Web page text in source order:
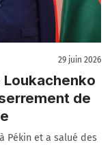
29 juin 2026
de
Pékin et a salué des